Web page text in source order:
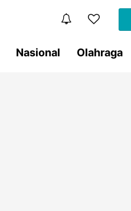
Nasional Olahraga